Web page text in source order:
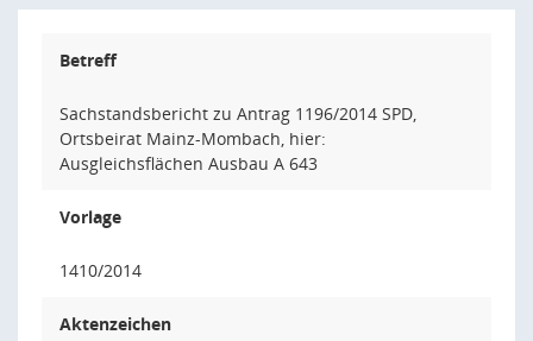
Betreff
Sachstandsbericht zu Antrag 1196/2014 SPD,
Ortsbeirat Mainz-Mombach, hier:
Ausgleichsflächen Ausbau A 643
Vorlage
1410/2014
Aktenzeichen